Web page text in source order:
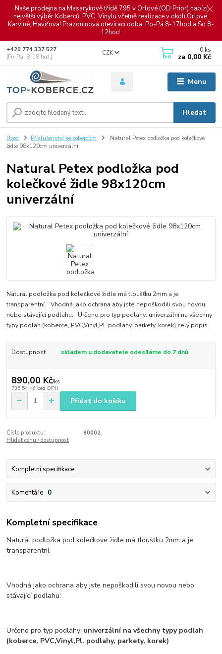
Naše prodejna na Masarykově třídě 795 v Orlové (OD Prior) nabízí
největší výběr Koberců, PVC, Vinylu včetně realizace v okolí Orlové,
Karviné, Havířova! Prázdninová otevírací doba: Po-Pá:8-17hod a So:8-
12hod.
Menu
CZK
Hledat
+420 774 337 527
(Po-Pá, 8-18 hod.)
0 ks
za 0,00 Kč
Úvod Příslušenství ke kobercům
Natural Petex podložka pod kolečkové
židle 98x120cm univerzální
Natural Petex podložka pod
kolečkové židle 98x120cm
univerzální
Naturál podložka pod kolečkové židle má tloušťku 2mm a je
transparentní. Vhodná jako ochrana aby jste nepoškodili svou novou
nebo stávající podlahu: Určeno pro typ podlahy: univerzální na všechny
typy podlah (koberce, PVC,Vinyl,Pl. podlahy, parkety, korek) celý popis
Dostupnost skladem u dodavatele odesíláme do 7 dnů
890,00 Kč/ks
735,54 Kč bez DPH
Přidat do košíku
Číslo produktu:
80002
Hlídat cenu / dostupnost
Kompletní specifikace
Komentáře 0
Kompletní specifikace
Naturál podložka pod kolečkové židle má tloušťku 2mm a je
transparentní.
Vhodná jako ochrana aby jste nepoškodili svou novou nebo
stávající podlahu:
Určeno pro typ podlahy: univerzální na všechny typy podlah
(koberce, PVC,Vinyl,Pl. podlahy, parkety, korek)